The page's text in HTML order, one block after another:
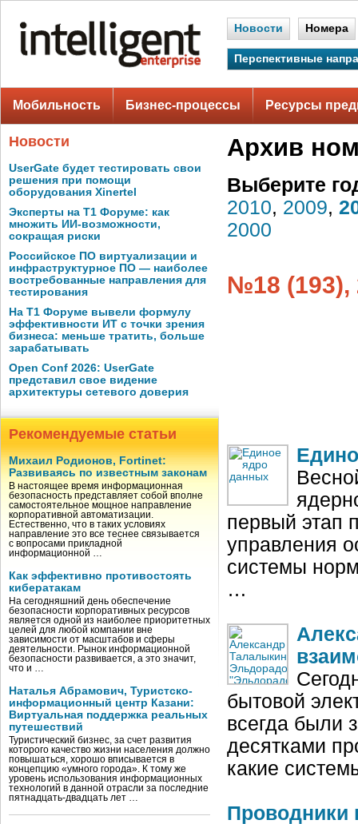
Новости Номера
Перспективные
Мобильность Бизнес-процессы Ресурсы
Новости
UserGate будет тестировать свои
решения при помощи
оборудования Xinertel
Эксперты на Т1 Форуме: как
множить ИИ-возможности,
сокращая риски
Российское ПО виртуализации и
инфраструктурное ПО — наиболее
востребованные направления для
тестирования
На Т1 Форуме вывели формулу
эффективности ИТ с точки зрения
бизнеса: меньше тратить, больше
зарабатывать
Open Conf 2026: UserGate
представил свое видение
архитектуры сетевого доверия
Рекомендуемые статьи
Михаил Родионов, Fortinet:
Развиваясь по известным законам
В настоящее время информационная
безопасность представляет собой вполне
самостоятельное мощное направление
корпоративной автоматизации.
Естественно, что в таких условиях
направление это все теснее связывается
с вопросами прикладной
информационной …
Как эффективно противостоять
кибератакам
На сегодняшний день обеспечение
безопасности корпоративных ресурсов
является одной из наиболее приоритетных
целей для любой компании вне
зависимости от масштабов и сферы
деятельности. Рынок информационной
безопасности развивается, а это значит,
что и …
Наталья Абрамович, Туристско-
информационный центр Казани:
Виртуальная поддержка реальных
путешествий
Туристический бизнес, за счет развития
которого качество жизни населения должно
повышаться, хорошо вписывается в
концепцию «умного города». К тому же
уровень использования информационных
технологий в данной отрасли за последние
пятнадцать-двадцать лет …
Архив
Выберите
2010, 2009,
2000
№18 (193),
первый этап
управления
системы
…
бытовой
всегда были
десятками
какие
Проводники